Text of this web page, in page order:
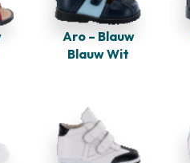
Aro – Blauw
Blauw Wit